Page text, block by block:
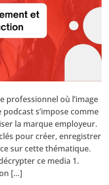
professionnel où l’image
s’impose comme
la marque employeur.
pour créer, enregistrer
sur cette thématique.
ce media 1.
[…]